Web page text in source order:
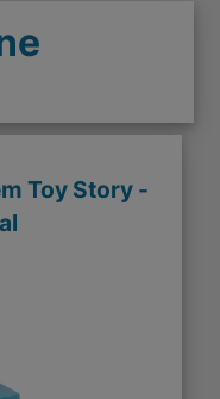
Toy Story -